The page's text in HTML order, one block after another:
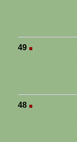
49
48